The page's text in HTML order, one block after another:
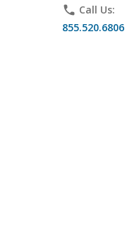
phone Call Us:
855.520.6806